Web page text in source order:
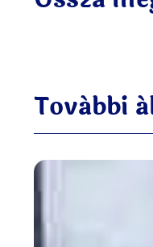
További